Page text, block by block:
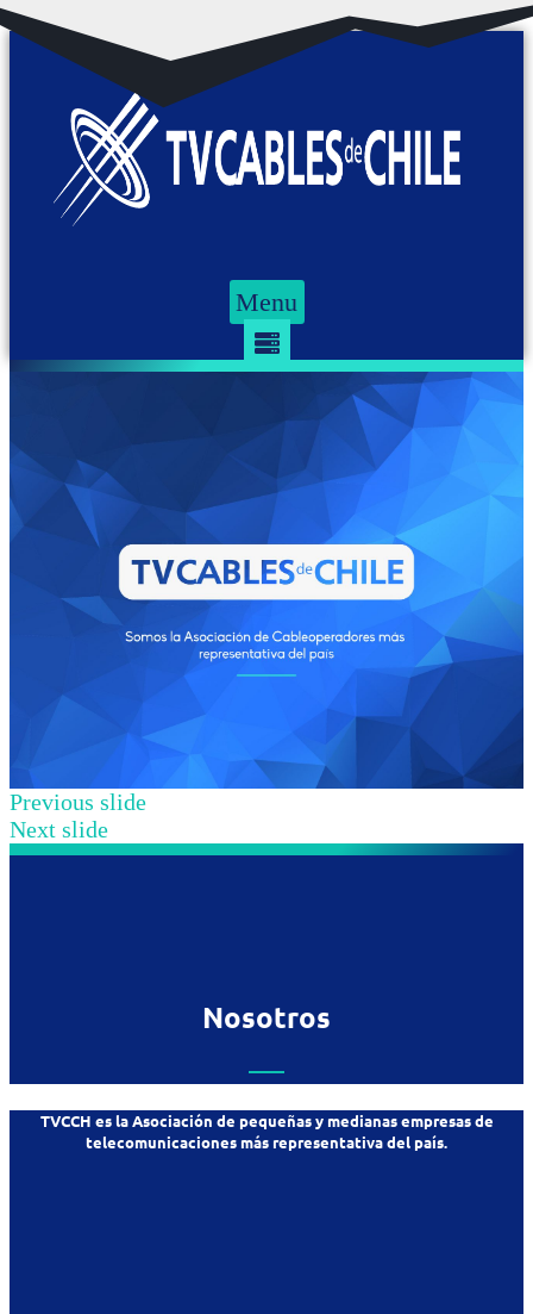
Ir al contenido
Menu
Previous slide
Next slide
Nosotros
TVCCH es la Asociación de pequeñas y medianas empresas de
telecomunicaciones más representativa del país.